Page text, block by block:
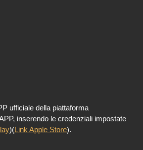
ufficiale della piattaforma
inserendo le credenziali impostate
)(Link Apple Store).